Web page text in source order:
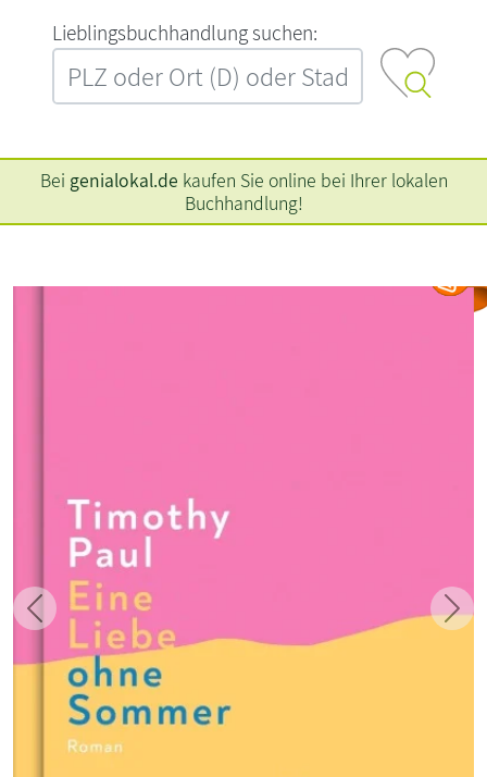
L‍i‍e‍b‍l‍i‍n‍g‍s‍b‍u‍c‍h‍h‍a‍n‍d‍l‍u‍n‍g‍ ‍s‍u‍c‍h‍e‍n‍:‍
Bei genialokal.de kaufen Sie online bei Ihrer lokalen
Buchhandlung!
Zurück